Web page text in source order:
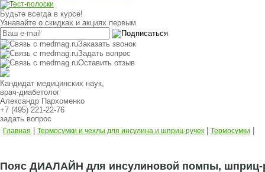
Будьте всегда в курсе!
Узнавайте о скидках и акциях первым
Заказать звонок
Задать вопрос
Оставить отзыв
Кандидат медицинских наук,
врач-диабетолог
Александр Пархоменко
+7 (495) 221-22-76
задать вопрос
Главная Термосумки и чехлы для инсулина и шприц-ручек Термосумки
Пояс ДИАЛАЙН для инсулиновой помпы, шприц-